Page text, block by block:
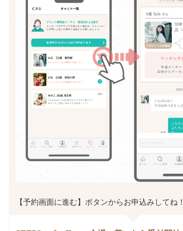
【予約画面に進む】ボタンからお申込みしてね！